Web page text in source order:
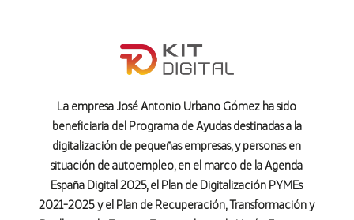
La empresa José Antonio Urbano Gómez ha sido
beneficiaria del Programa de Ayudas destinadas a la
digitalización de pequeñas empresas, y personas en
situación de autoempleo, en el marco de la Agenda
España Digital 2025, el Plan de Digitalización PYMEs
2021-2025 y el Plan de Recuperación, Transformación y